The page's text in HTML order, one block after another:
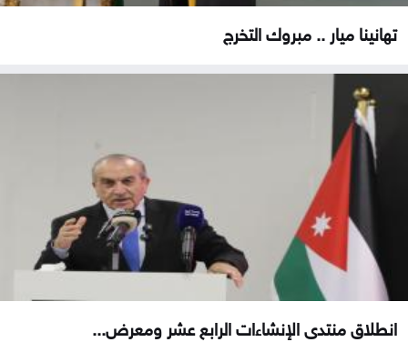
تهانينا ميار .. مبروك التخرج
انطلاق منتدى الإنشاءات الرابع عشر ومعرض...